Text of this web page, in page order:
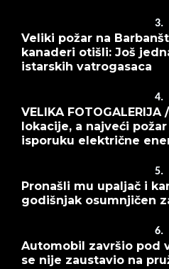
3.
Veliki požar na
kanaderi otišli: Još
istarskih vatrogasaca
4.
VELIKA
lokacije, a najveći
isporuku električne
5.
Pronašli mu upaljač i
godišnjak osumnjičen
6.
Automobil završio pod
se nije zaustavio na